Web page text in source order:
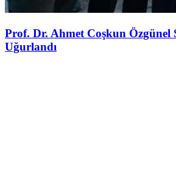
Prof. Dr. Ahmet Coşkun Özgünel
Uğurlandı